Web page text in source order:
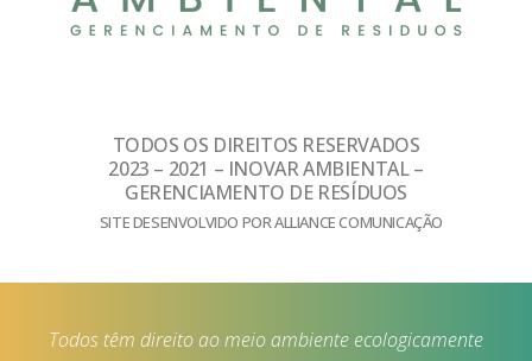
TODOS OS DIREITOS RESERVADOS
2023 – 2021 – INOVAR AMBIENTAL –
GERENCIAMENTO DE RESÍDUOS
SITE DESENVOLVIDO POR ALLIANCE COMUNICAÇÃO
Todos têm direito ao meio ambiente ecologicamente